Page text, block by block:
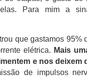
Para mim a
que gastamos 95%
elétrica. Mais
e nos deixem
de impulsos